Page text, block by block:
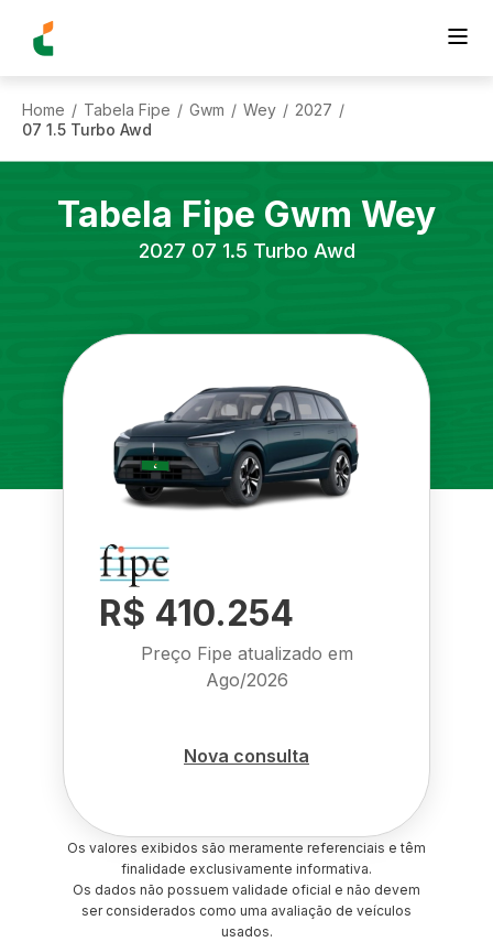
Home / Tabela Fipe / Gwm / Wey / 2027 /
07 1.5 Turbo Awd
Tabela Fipe Gwm Wey
2027 07 1.5 Turbo Awd
R$ 410.254
Preço Fipe atualizado em
Ago/2026
Nova consulta
Os valores exibidos são meramente referenciais e têm
finalidade exclusivamente informativa.
Os dados não possuem validade oficial e não devem
ser considerados como uma avaliação de veículos
usados.